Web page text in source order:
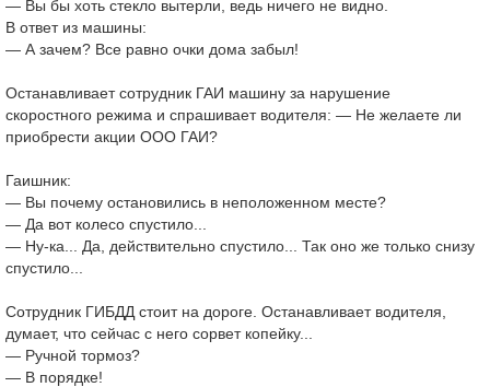
— Вы бы хоть стекло вытерли, ведь ничего не видно.
В ответ из машины:
— А зачем? Все равно очки дома забыл!
Останавливает сотрудник ГАИ машину за нарушение
скоростного режима и спрашивает водителя: — Не желаете ли
приобрести акции ООО ГАИ?
Гаишник:
— Вы почему остановились в неположенном месте?
— Да вот колесо спустило...
— Ну-ка... Да, действительно спустило... Так оно же только снизу
спустило...
Сотрудник ГИБДД стоит на дороге. Останавливает водителя,
думает, что сейчас с него сорвет копейку...
— Ручной тормоз?
— В порядке!